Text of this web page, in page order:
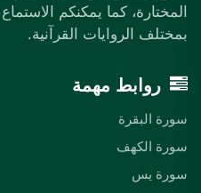
المختارة، كما يمكنكم
بمختلف الروايات القرآنية.
روابط مهمة
سورة البقرة
سورة الكهف
سورة يس